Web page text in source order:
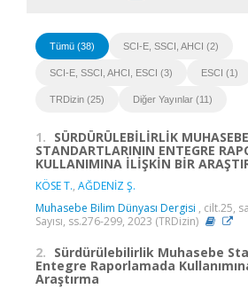
Tümü (38) SCI-E, SSCI, AHCI (2)
SCI-E, SSCI, AHCI, ESCI (3) ESCI (1)
TRDizin (25) Diğer Yayınlar (11)
1. SÜRDÜRÜLEBİLİRLİK MUHASEBE
STANDARTLARININ ENTEGRE
KULLANIMINA İLİŞKİN BİR
KÖSE T., AĞDENİZ Ş.
Muhasebe Bilim Dünyası Dergisi , cilt.25,
Sayısı, ss.276-299, 2023 (TRDizin)
2. Sürdürülebilirlik Muhasebe
Entegre Raporlamada
Araştırma